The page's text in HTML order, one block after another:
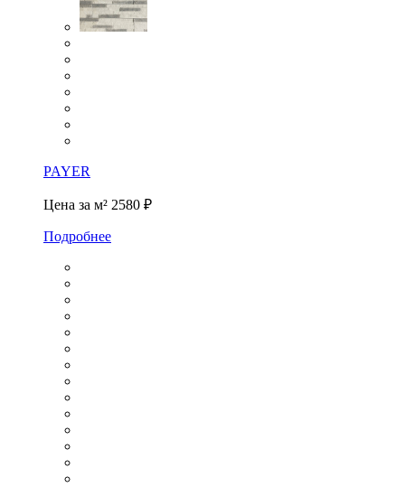
PAYER
Цена за м² 2580 ₽
Подробнее